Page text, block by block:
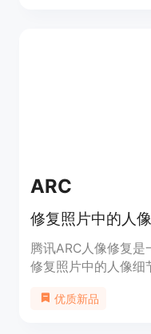
ARC
修复照片中的人
腾讯ARC人像修复
修复照片中的人像细
肤瑕疵、眼袋、痘
优质新品